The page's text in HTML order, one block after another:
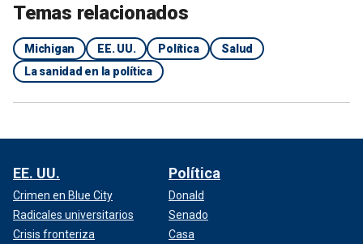
Temas relacionados
Michigan EE. UU. Política
Salud
La sanidad en la política
EE. UU.
Crimen en Blue City
Radicales universitarios
Crisis fronteriza
Política
Donald
Senado
Casa